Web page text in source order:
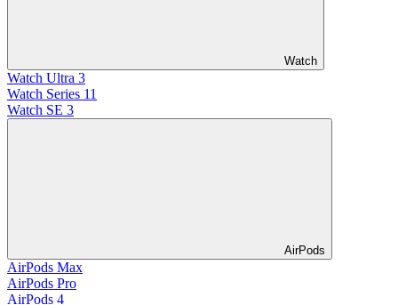
Watch
Watch Ultra 3
Watch Series 11
Watch SE 3
AirPods
AirPods Max
AirPods Pro
AirPods 4